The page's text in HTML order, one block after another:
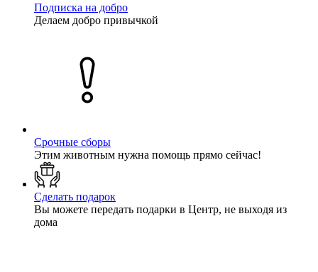
Подписка на добро
Делаем добро привычкой
Срочные сборы
Этим животным нужна помощь прямо сейчас!
Сделать подарок
Вы можете передать подарки в Центр, не выходя из
дома